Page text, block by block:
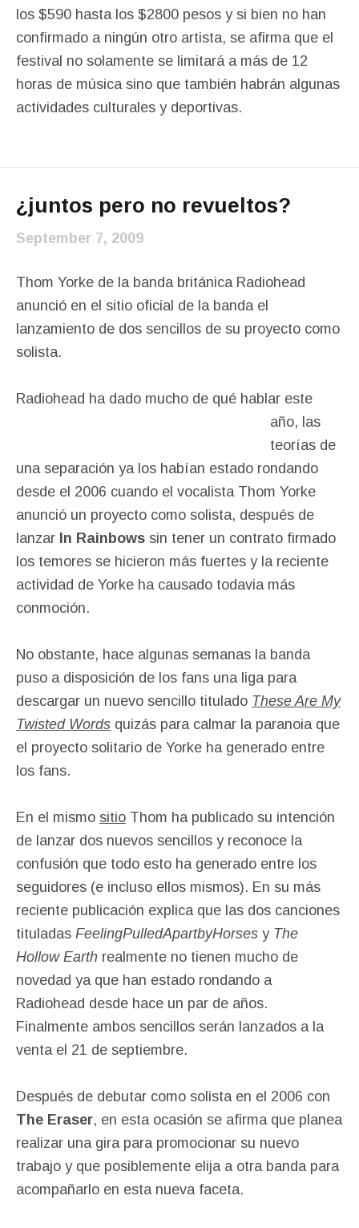
los $590 hasta los $2800 pesos y si bien no han
confirmado a ningún otro artista, se afirma que el
festival no solamente se limitará a más de 12
horas de música sino que también habrán algunas
actividades culturales y deportivas.
¿juntos pero no revueltos?
September 7, 2009
Thom Yorke de la banda británica Radiohead
anunció en el sitio oficial de la banda el
lanzamiento de dos sencillos de su proyecto como
solista.
Radiohead ha dado mucho de qué hablar este
año, las
teorías de
una separación ya los habían estado rondando
desde el 2006 cuando el vocalista Thom Yorke
anunció un proyecto como solista, después de
lanzar In Rainbows sin tener un contrato firmado
los temores se hicieron más fuertes y la reciente
actividad de Yorke ha causado todavia más
conmoción.
No obstante, hace algunas semanas la banda
puso a disposición de los fans una liga para
descargar un nuevo sencillo titulado These Are My
Twisted Words quizás para calmar la paranoia que
el proyecto solitario de Yorke ha generado entre
los fans.
En el mismo sitio Thom ha publicado su intención
de lanzar dos nuevos sencillos y reconoce la
confusión que todo esto ha generado entre los
seguidores (e incluso ellos mismos). En su más
reciente publicación explica que las dos canciones
tituladas FeelingPulledApartbyHorses y The
Hollow Earth realmente no tienen mucho de
novedad ya que han estado rondando a
Radiohead desde hace un par de años.
Finalmente ambos sencillos serán lanzados a la
venta el 21 de septiembre.
Después de debutar como solista en el 2006 con
The Eraser, en esta ocasión se afirma que planea
realizar una gira para promocionar su nuevo
trabajo y que posiblemente elija a otra banda para
acompañarlo en esta nueva faceta.